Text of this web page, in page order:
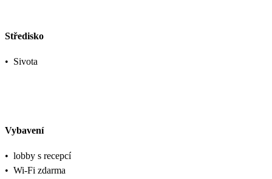
Středisko
• Sivota
Vybavení
• lobby s recepcí
• Wi-Fi zdarma